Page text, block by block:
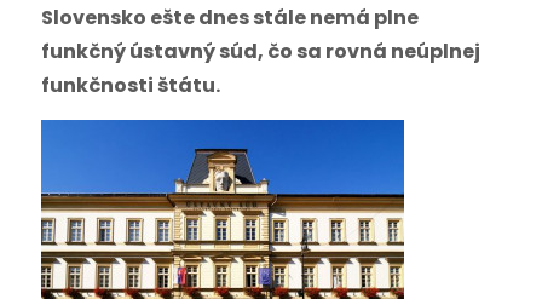
Slovensko ešte dnes stále nemá plne
funkčný ústavný súd, čo sa rovná neúplnej
funkčnosti štátu.